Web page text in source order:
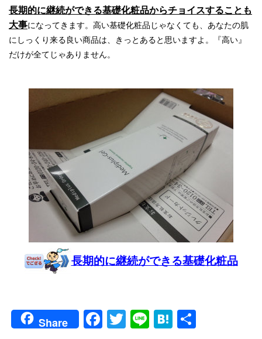
長期的に継続ができる基礎化粧品からチョイスすることも
大事になってきます。高い基礎化粧品じゃなくても、あなたの肌
にしっくり来る良い商品は、きっとあると思いますよ。『高い』
だけが全てじゃありません。
長期的に継続ができる基礎化粧品
Share Facebook
Twitter
LineHatena